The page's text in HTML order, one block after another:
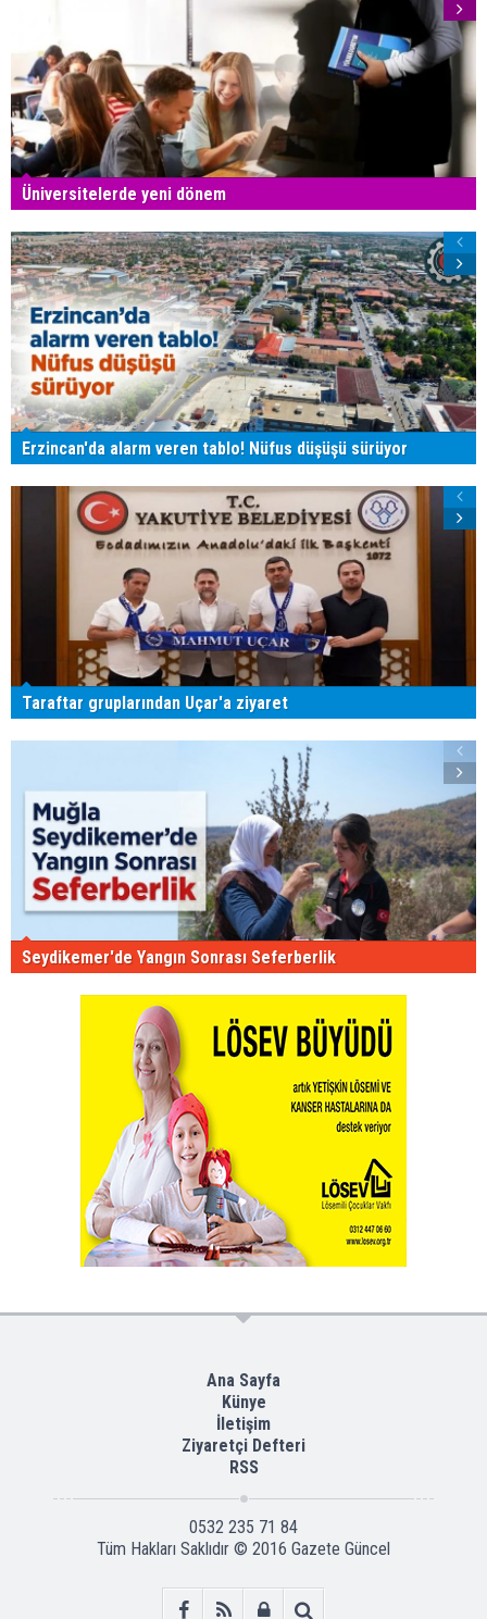
Üniversitelerde yeni dönem
Erzincan'da alarm veren tablo! Nüfus düşüşü sürüyor
Taraftar gruplarından Uçar'a ziyaret
Seydikemer'de Yangın Sonrası Seferberlik
Ana Sayfa
Künye
İletişim
Ziyaretçi Defteri
RSS
0532 235 71 84
Tüm Hakları Saklıdır © 2016 Gazete Güncel